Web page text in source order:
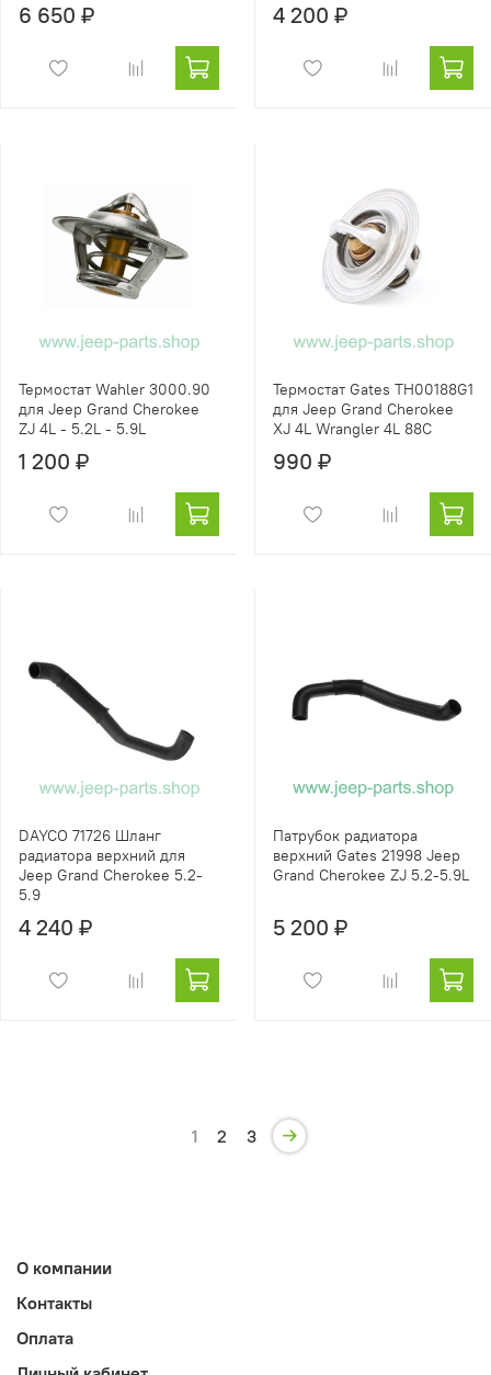
6 650 ₽ 4 200 ₽
Термостат Wahler 3000.90
для Jeep Grand Cherokee
ZJ 4L - 5.2L - 5.9L
1 200 ₽
Термостат Gates TH00188G1
для Jeep Grand Cherokee
XJ 4L Wrangler 4L 88С
990 ₽
DAYCO 71726 Шланг
радиатора верхний для
Jeep Grand Cherokee 5.2-
5.9
4 240 ₽
Патрубок радиатора
верхний Gates 21998 Jeep
Grand Cherokee ZJ 5.2-5.9L
5 200 ₽
1 2 3
О компании
Контакты
Оплата